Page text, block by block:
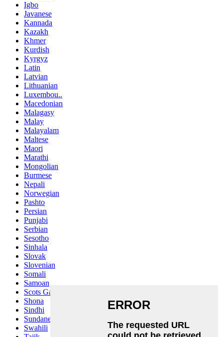
Igbo
Javanese
Kannada
Kazakh
Khmer
Kurdish
Kyrgyz
Latin
Latvian
Lithuanian
Luxembou..
Macedonian
Malagasy
Malay
Malayalam
Maltese
Maori
Marathi
Mongolian
Burmese
Nepali
Norwegian
Pashto
Persian
Punjabi
Serbian
Sesotho
Sinhala
Slovak
Slovenian
Somali
Samoan
Scots Gaelic
Shona
Sindhi
Sundanese
Swahili